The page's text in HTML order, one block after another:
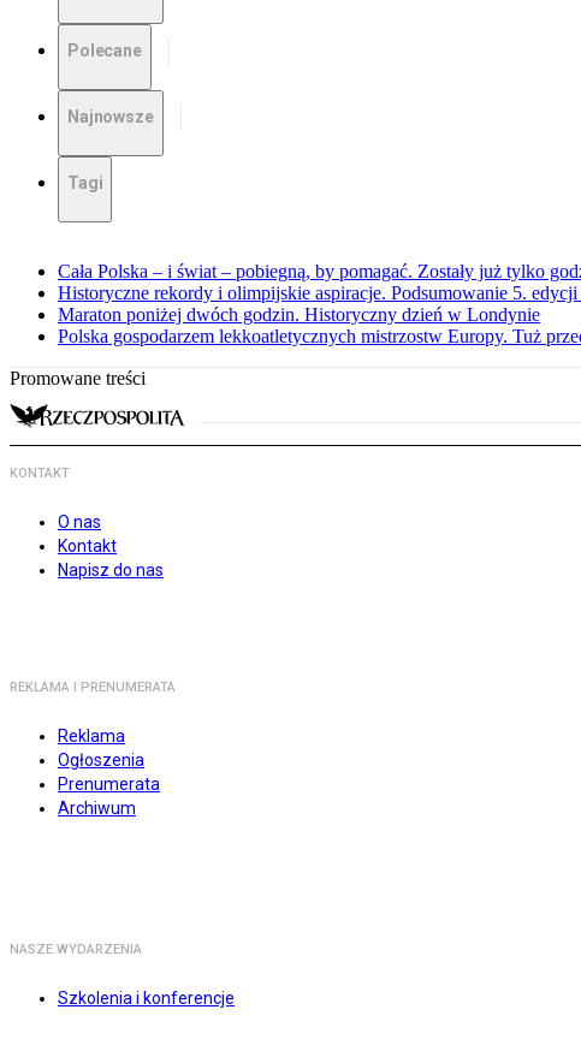
Polecane
Najnowsze
Tagi
Cała Polska – i świat – pobiegną, by pomagać. Zostały już tylko
Historyczne rekordy i olimpijskie aspiracje. Podsumowanie 5.
Maraton poniżej dwóch godzin. Historyczny dzień w Londynie
Polska gospodarzem lekkoatletycznych mistrzostw Europy. Tuż
Promowane treści
KONTAKT
O nas
Kontakt
Napisz do nas
REKLAMA I PRENUMERATA
Reklama
Ogłoszenia
Prenumerata
Archiwum
NASZE WYDARZENIA
Szkolenia i konferencje